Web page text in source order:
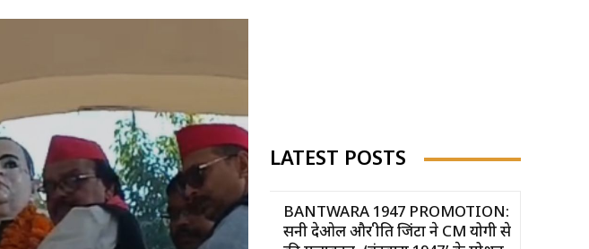
LATEST POSTS
BANTWARA 1947 PROMOTION:
सनी देओल और प्रीति जिंटा ने CM योगी से